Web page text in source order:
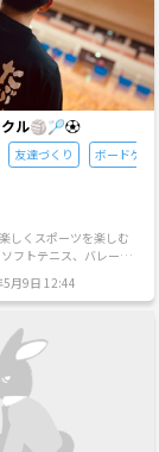
クル🏐🏸⚽️
友達づくり ボードゲー
しくスポーツを楽しむ
ど、 何か始めてみたい
ーく楽しく運動したい
足を解消
時色んなスポーツやっ
月9日 12:44